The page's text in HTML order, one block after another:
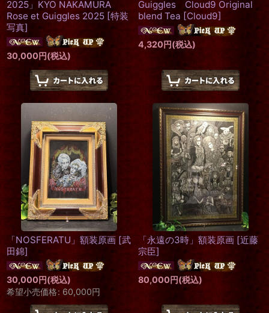
2025」KYO NAKAMURA
Rose et Guiggles 2025 [特装
写真]
30,000円(税込)
Guiggles Cloud9 Original
blend Tea [Cloud9]
4,320円(税込)
「NOSFERATU」額装原画 [武
田錦]
30,000円(税込)
希望小売価格: 60,000円
「永遠の3時」額装原画 [近藤
宗臣]
80,000円(税込)